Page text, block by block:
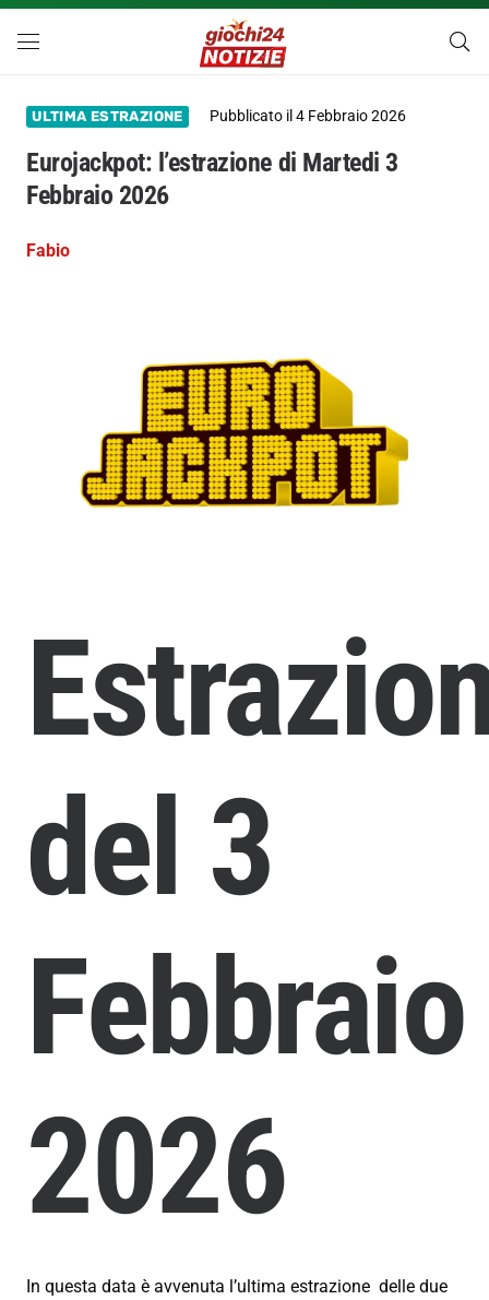
ULTIMA ESTRAZIONE Pubblicato il4 Febbraio 2026
Eurojackpot: l’estrazione di Martedi 3
Febbraio 2026
Fabio
del 3
Febbraio
2026
In questa data è avvenuta l’ultima estrazione delle due